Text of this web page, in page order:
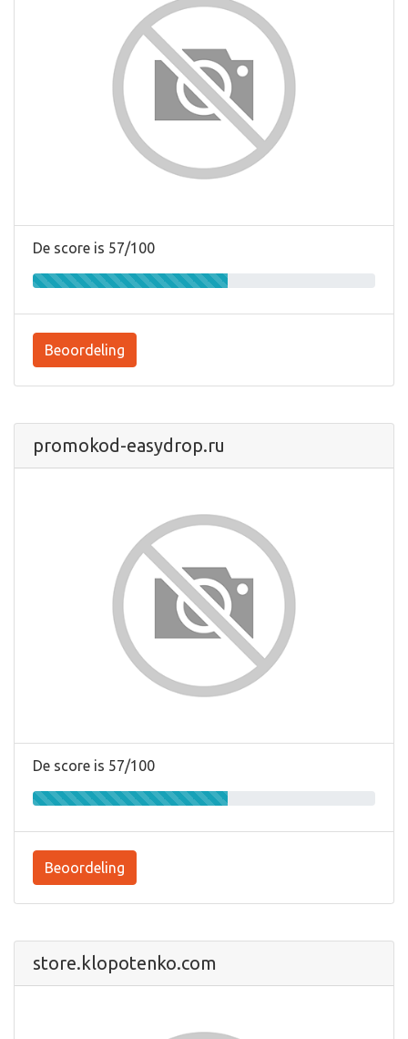
De score is 57/100
Beoordeling
promokod-easydrop.ru
De score is 57/100
Beoordeling
store.klopotenko.com